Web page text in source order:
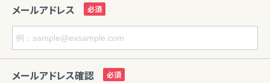
メールアドレス
メールアドレス確認